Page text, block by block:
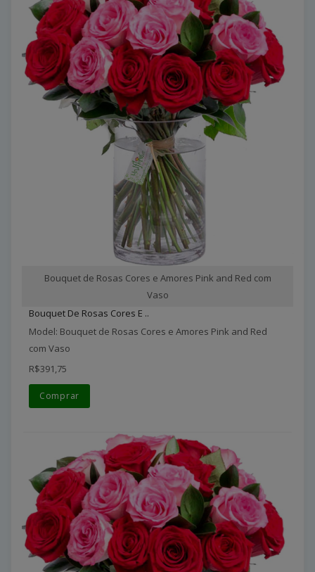
Bouquet de Rosas Cores e Amores Pink and Red com
Vaso
Bouquet De Rosas Cores E ..
Model: Bouquet de Rosas Cores e Amores Pink and Red
com Vaso
R$391,75
Comprar